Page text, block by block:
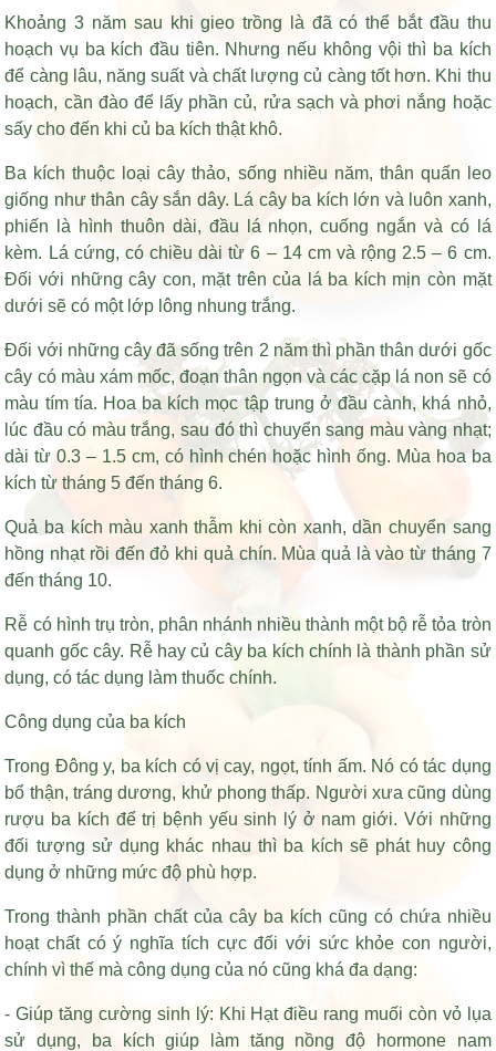
Khoảng 3 năm sau khi gieo trồng là đã có thể bắt đầu thu
hoạch vụ ba kích đầu tiên. Nhưng nếu không vội thì ba kích
để càng lâu, năng suất và chất lượng củ càng tốt hơn. Khi thu
hoạch, cần đào để lấy phần củ, rửa sạch và phơi nắng hoặc
sấy cho đến khi củ ba kích thật khô.
Ba kích thuộc loại cây thảo, sống nhiều năm, thân quấn leo
giống như thân cây sắn dây. Lá cây ba kích lớn và luôn xanh,
phiến là hình thuôn dài, đầu lá nhọn, cuống ngắn và có lá
kèm. Lá cứng, có chiều dài từ 6 – 14 cm và rộng 2.5 – 6 cm.
Đối với những cây con, mặt trên của lá ba kích mịn còn mặt
dưới sẽ có một lớp lông nhung trắng.
Đối với những cây đã sống trên 2 năm thì phần thân dưới gốc
cây có màu xám mốc, đoạn thân ngọn và các cặp lá non sẽ có
màu tím tía. Hoa ba kích mọc tập trung ở đầu cành, khá nhỏ,
lúc đầu có màu trắng, sau đó thì chuyển sang màu vàng nhạt;
dài từ 0.3 – 1.5 cm, có hình chén hoặc hình ống. Mùa hoa ba
kích từ tháng 5 đến tháng 6.
Quả ba kích màu xanh thẫm khi còn xanh, dần chuyển sang
hồng nhạt rồi đến đỏ khi quả chín. Mùa quả là vào từ tháng 7
đến tháng 10.
Rễ có hình trụ tròn, phân nhánh nhiều thành một bộ rễ tỏa tròn
quanh gốc cây. Rễ hay củ cây ba kích chính là thành phần sử
dụng, có tác dụng làm thuốc chính.
Công dụng của ba kích
Trong Đông y, ba kích có vị cay, ngọt, tính ấm. Nó có tác dụng
bổ thận, tráng dương, khử phong thấp. Người xưa cũng dùng
rượu ba kích để trị bệnh yếu sinh lý ở nam giới. Với những
đối tượng sử dụng khác nhau thì ba kích sẽ phát huy công
dụng ở những mức độ phù hợp.
Trong thành phần chất của cây ba kích cũng có chứa nhiều
hoạt chất có ý nghĩa tích cực đối với sức khỏe con người,
chính vì thế mà công dụng của nó cũng khá đa dạng:
- Giúp tăng cường sinh lý: Khi Hạt điều rang muối còn vỏ lụa
sử dụng, ba kích giúp làm tăng nồng độ hormone nam